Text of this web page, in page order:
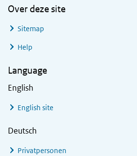
Over deze site
Sitemap
Help
Language
English
English site
Deutsch
Privatpersonen